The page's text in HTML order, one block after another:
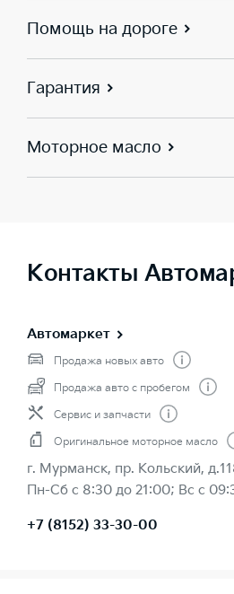
Помощь на дороге
Гарантия
Моторное масло
Контакты
Автомаркет
Продажа новых авто
Продажа авто с пробегом
Сервис и запчасти
Оригинальное моторное масло
г. Мурманск, пр. Кольский,
Пн-Cб с 8:30 до 21:00; Вс с
+7 (8152) 33-30-00